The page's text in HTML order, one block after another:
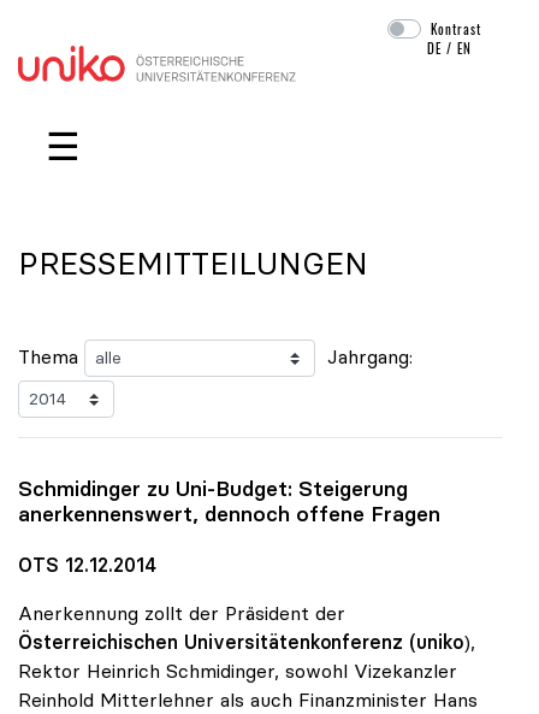
Navigation überspringen
Kontrast
DE /EN
☰
PRESSEMITTEILUNGEN
Thema Jahrgang:
Schmidinger zu Uni-Budget: Steigerung
anerkennenswert, dennoch offene Fragen
OTS 12.12.2014
Anerkennung zollt der Präsident der
Österreichischen Universitätenkonferenz (uniko),
Rektor Heinrich Schmidinger, sowohl Vizekanzler
Reinhold Mitterlehner als auch Finanzminister Hans